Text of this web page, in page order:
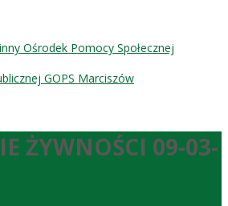
Ośrodek Pomocy Społecznej
ŻYWNOŚCI 09-03-